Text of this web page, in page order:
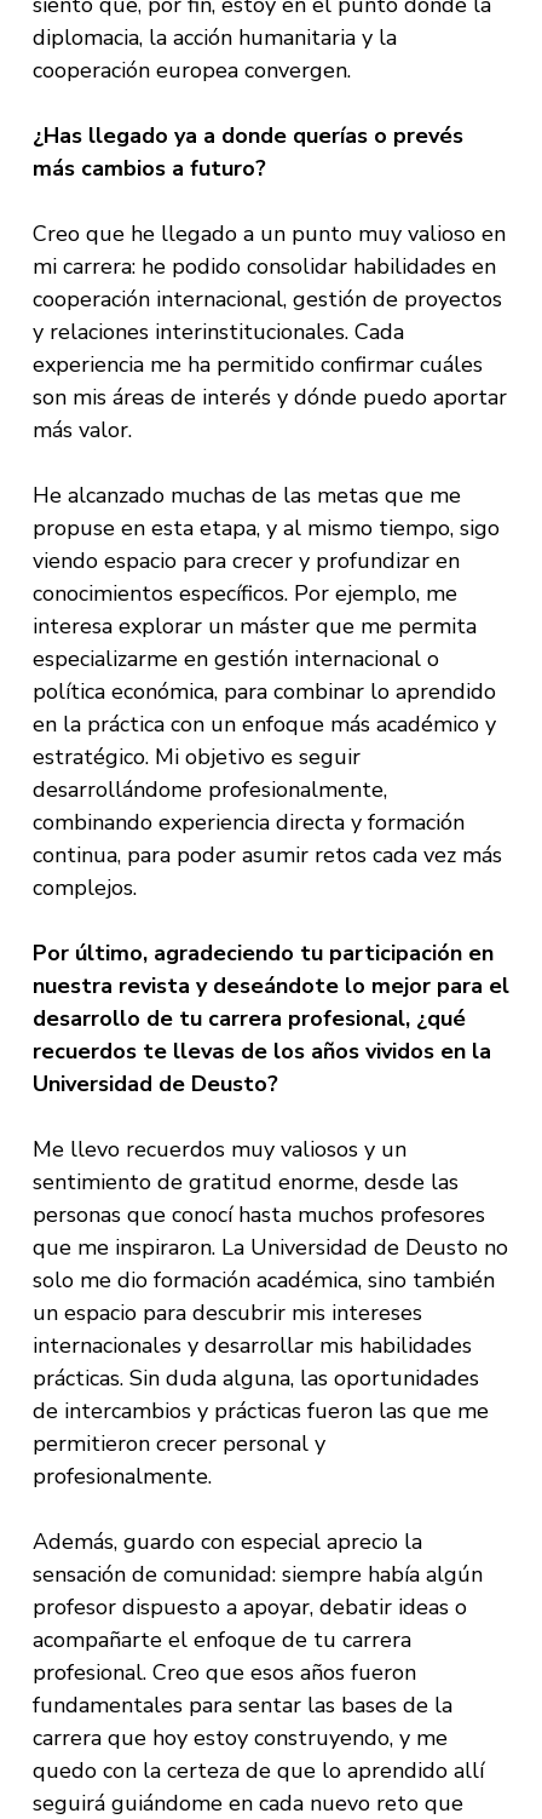
diplomacia, la acción humanitaria y la
cooperación europea convergen.
¿Has llegado ya a donde querías o prevés
más cambios a futuro?
Creo que he llegado a un punto muy valioso en
mi carrera: he podido consolidar habilidades en
cooperación internacional, gestión de proyectos
y relaciones interinstitucionales. Cada
experiencia me ha permitido confirmar cuáles
son mis áreas de interés y dónde puedo aportar
más valor.
He alcanzado muchas de las metas que me
propuse en esta etapa, y al mismo tiempo, sigo
viendo espacio para crecer y profundizar en
conocimientos específicos. Por ejemplo, me
interesa explorar un máster que me permita
especializarme en gestión internacional o
política económica, para combinar lo aprendido
en la práctica con un enfoque más académico y
estratégico. Mi objetivo es seguir
desarrollándome profesionalmente,
combinando experiencia directa y formación
continua, para poder asumir retos cada vez más
complejos.
Por último, agradeciendo tu participación en
nuestra revista y deseándote lo mejor para el
desarrollo de tu carrera profesional, ¿qué
recuerdos te llevas de los años vividos en la
Universidad de Deusto?
Me llevo recuerdos muy valiosos y un
sentimiento de gratitud enorme, desde las
personas que conocí hasta muchos profesores
que me inspiraron. La Universidad de Deusto no
solo me dio formación académica, sino también
un espacio para descubrir mis intereses
internacionales y desarrollar mis habilidades
prácticas. Sin duda alguna, las oportunidades
de intercambios y prácticas fueron las que me
permitieron crecer personal y
profesionalmente.
Además, guardo con especial aprecio la
sensación de comunidad: siempre había algún
profesor dispuesto a apoyar, debatir ideas o
acompañarte el enfoque de tu carrera
profesional. Creo que esos años fueron
fundamentales para sentar las bases de la
carrera que hoy estoy construyendo, y me
quedo con la certeza de que lo aprendido allí
seguirá guiándome en cada nuevo reto que